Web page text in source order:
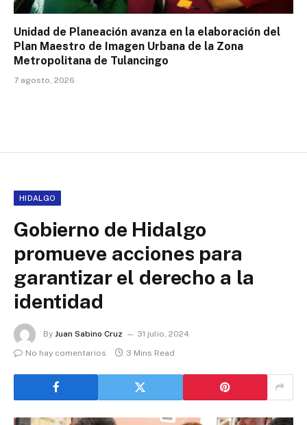
Unidad de Planeación avanza en la elaboración del
Plan Maestro de Imagen Urbana de la Zona
Metropolitana de Tulancingo
7 agosto, 2026
HIDALGO
Gobierno de Hidalgo
promueve acciones para
garantizar el derecho a la
identidad
By Juan Sabino Cruz
31 julio, 2024
No hay comentarios
3 Mins Read